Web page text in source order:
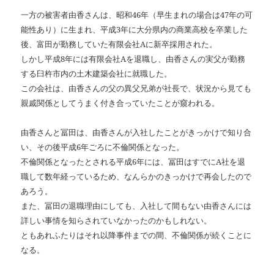
一方の被害者由香さんは、昭和46年（早生まれの場合は47年の可
能性あり）に生まれ、平成3年に大分県内の商業高校を卒業した
後、富田が勤務していた有限会社Aに新卒採用された。
しかし平成8年には有限会社Aを退職し、由香さんの実父が勤務
する臼杵市内の土木建築会社に就職した。
この会社は、由香さんの父の異父兄弟が社長で、状況から見ても
親戚関係としてうまく付き合っていたことが窺われる。
由香さんと冨田は、由香さんが入社したことがきっかけで知り合
い、その後平成6年ごろに不倫関係となった。
不倫関係となったとされる平成6年には、冨田はすでにA社を退
職して数年経っているため、なんらかのきっかけで再会したので
あろう。
また、冨田の退職理由にしても、入社して間もない由香さんには
詳しい事情を知らされていなかったのかもしれない。
ともあれふたりはそれ以降事件までの間、不倫関係が続くことに
なる。